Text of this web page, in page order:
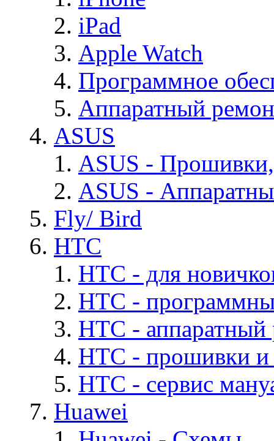
iPad
Apple Watch
Программное
Аппаратный
ASUS
ASUS -
ASUS -
Fly/ Bird
HTC
HTC - для
HTC -
HTC - аппаратный
HTC - прошивки
HTC - cервис
Huawei